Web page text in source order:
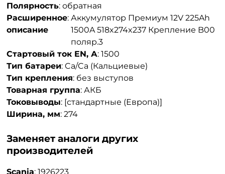
Полярность:обратная
Расширенное
описание
:Аккумулятор Премиум 12V 225Ah
1500A 518x274x237 Крепление B00
поляр.3
Стартовый ток EN, А:1500
Тип батареи:Ca/Ca (Кальциевые)
Тип крепления: без выступов
Товарная группа:АКБ
Токовыводы: [стандартные (Европа)]
Ширина, мм:274
Заменяет аналоги других
производителей
Scania:1926223